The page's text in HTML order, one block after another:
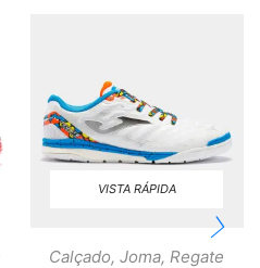
VISTA RÁPIDA
Calçado,Joma, Regate